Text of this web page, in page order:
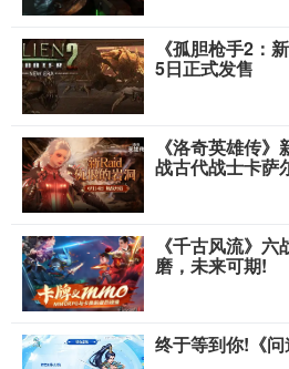
《孤胆枪手2：
5日正式发售
《洛奇英雄传
战古代战士卡萨
《千古风流》
磨，未来可期!
终于等到你!《